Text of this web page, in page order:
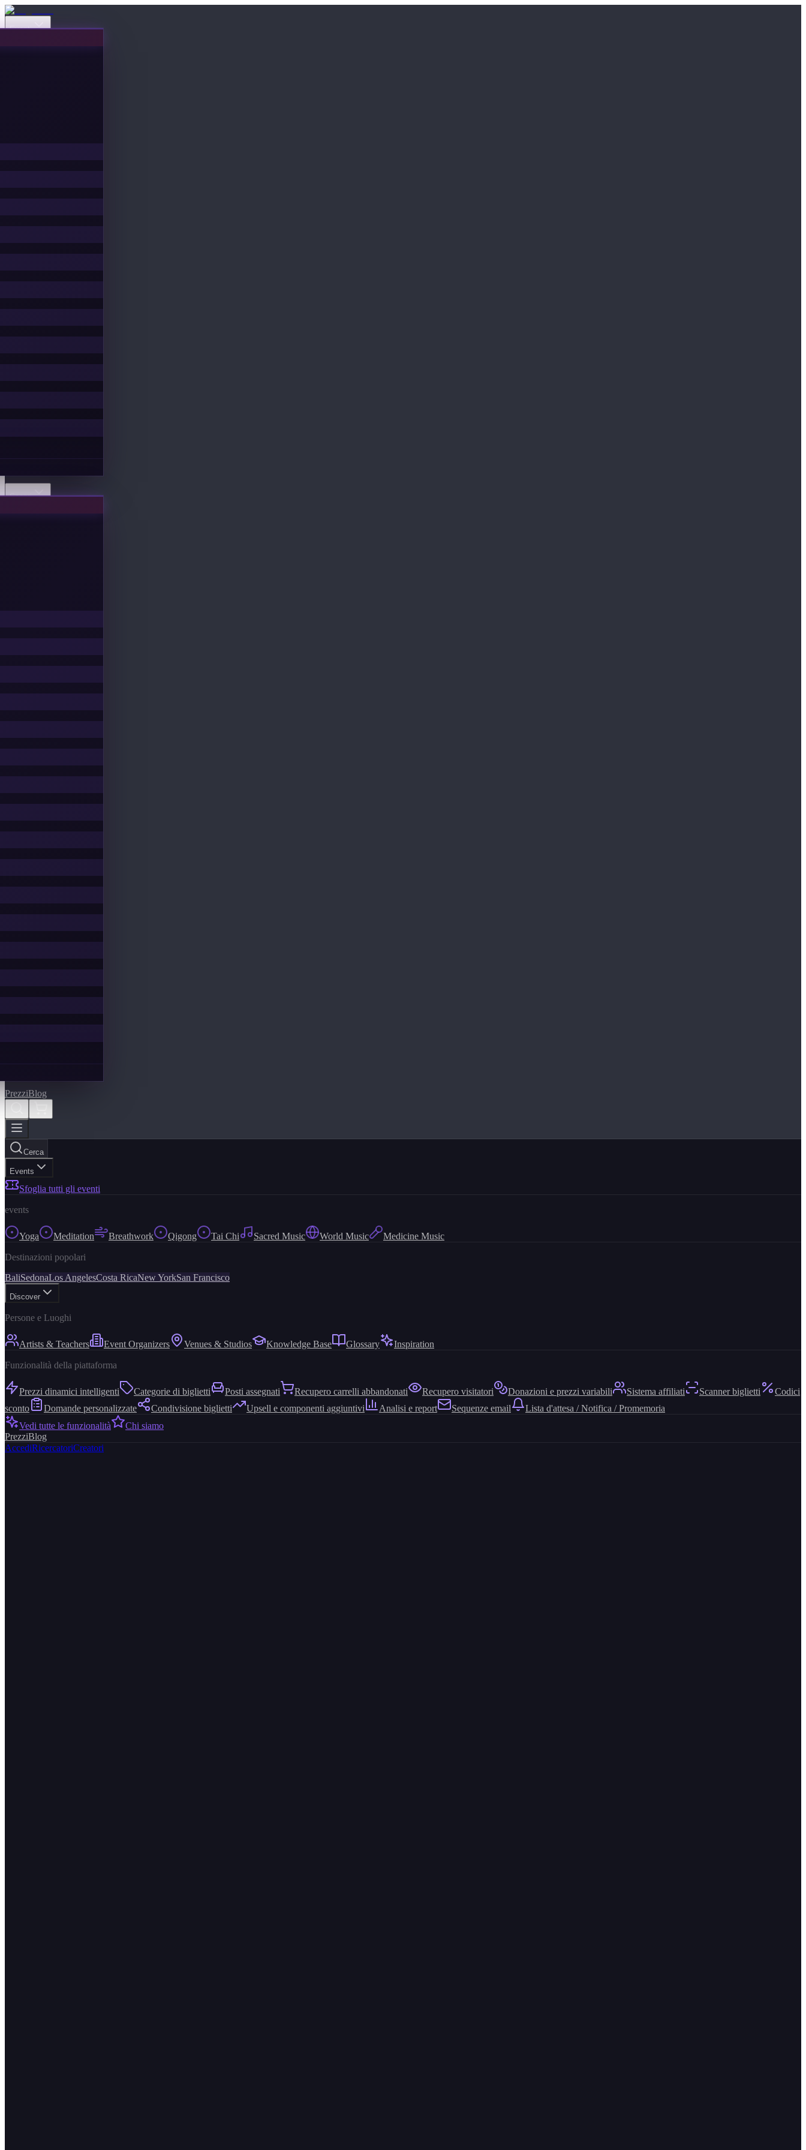
Eventi
Scopri
PrezziBlog
Cerca
Events
Sfoglia tutti gli eventi
events
Yoga Meditation Breathwork Qigong Tai Chi Sacred Music World Music Medicine Music
Destinazioni popolari
BaliSedonaLos AngelesCosta RicaNew YorkSan Francisco
Discover
Persone e Luoghi
Artists & Teachers Event Organizers Venues & Studios Knowledge Base Glossary Inspiration
Funzionalità della piattaforma
Prezzi dinamici intelligenti Categorie di biglietti Posti assegnati Recupero carrelli abbandonati Recupero visitatori Donazioni e prezzi variabili Sistema affiliati Scanner biglietti
Codici
sconto
Domande personalizzate Condivisione biglietti Upsell e componenti aggiuntivi Analisi e report Sequenze email
Lista d'attesa / Notifica / Promemoria
Vedi tutte le funzionalità
Chi siamo
PrezziBlog
AccediRicercatoriCreatori